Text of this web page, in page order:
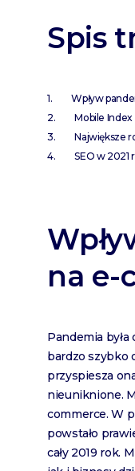
Spis
Wpływ
Mobile
Największe
SEO w 2021
na e-
Pandemia
bardzo szybko
przyspiesza
nieuniknione.
commerce. W
powstało
cały 2019 rok.